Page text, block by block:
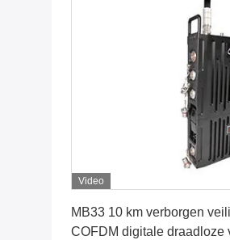
Video
MB33 10 km verborgen
COFDM digitale draadloze